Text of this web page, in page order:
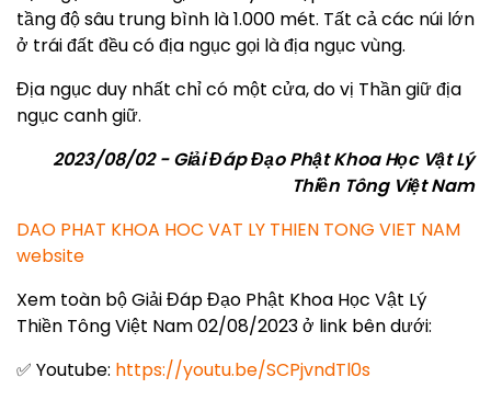
tầng độ sâu trung bình là 1.000 mét. Tất cả các núi lớn
ở trái đất đều có địa ngục gọi là địa ngục vùng.
Địa ngục duy nhất chỉ có một cửa, do vị Thần giữ địa
ngục canh giữ.
2023/08/02 - Giải Đáp Đạo Phật Khoa Học Vật Lý
Thiền Tông Việt Nam
DAO PHAT KHOA HOC VAT LY THIEN TONG VIET NAM
website
Xem toàn bộ Giải Đáp Đạo Phật Khoa Học Vật Lý
Thiền Tông Việt Nam 02/08/2023 ở link bên dưới:
✅ Youtube: https://youtu.be/SCPjvndTl0s